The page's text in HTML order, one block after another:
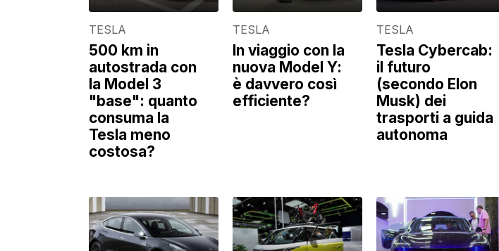
TESLA
500 km in
autostrada con
la Model 3
"base": quanto
consuma la
Tesla meno
costosa?
TESLA
In viaggio con la
nuova Model Y:
è davvero così
efficiente?
TESLA
Tesla Cybercab:
il futuro
(secondo Elon
Musk) dei
trasporti a guida
autonoma